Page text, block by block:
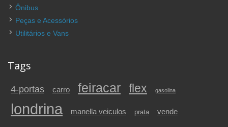
Ônibus
Peças e Acessórios
Utilitários e Vans
Tags
4-portas carro feiracar flex gasolina
londrina manella veiculos prata vende